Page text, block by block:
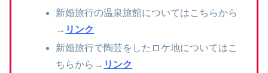
新婚旅行の温泉旅館についてはこちらから
→ リンク
新婚旅行で陶芸をしたロケ地についてはこ
ちらから→ リンク